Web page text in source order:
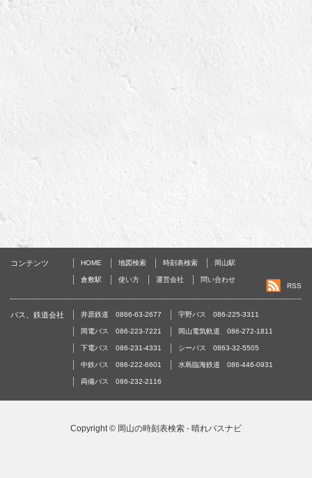
コンテンツ HOME 地図検索 時刻表検索 岡山駅
倉敷駅 使い方 運営会社
問い合わせ
RSS
バス、鉄道会社 井原鉄道 0866-63-2677 宇野バス 086-225-3311
岡電バス 086-223-7221 岡山電気軌道 086-272-1811
下電バス 086-231-4331 シーバス 0863-32-5505
中鉄バス 086-222-6601 水島臨海鉄道 086-446-0931
両備バス 086-232-2116
Copyright © 岡山の時刻表検索 - 晴れバスナビ